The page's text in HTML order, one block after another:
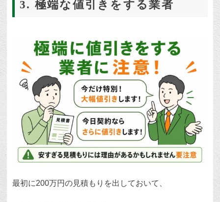
3. 極端な値引きをする業者
最初に200万円の見積もりを出しておいて、